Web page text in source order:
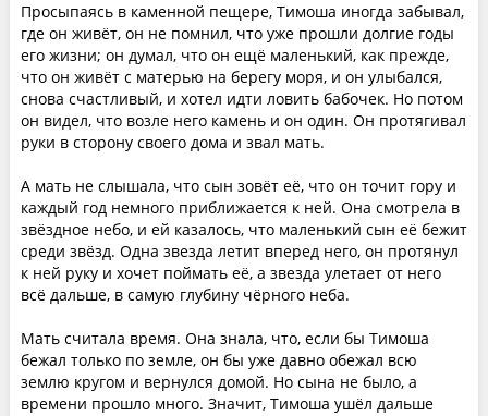
Просыпаясь в каменной пещере, Тимоша иногда забывал,
где он живёт, он не помнил, что уже прошли долгие годы
его жизни; он думал, что он ещё маленький, как прежде,
что он живёт с матерью на берегу моря, и он улыбался,
снова счастливый, и хотел идти ловить бабочек. Но потом
он видел, что возле него камень и он один. Он протягивал
руки в сторону своего дома и звал мать.
А мать не слышала, что сын зовёт её, что он точит гору и
каждый год немного приближается к ней. Она смотрела в
звёздное небо, и ей казалось, что маленький сын её бежит
среди звёзд. Одна звезда летит вперед него, он протянул
к ней руку и хочет поймать её, а звезда улетает от него
всё дальше, в самую глубину чёрного неба.
Мать считала время. Она знала, что, если бы Тимоша
бежал только по земле, он бы уже давно обежал всю
землю кругом и вернулся домой. Но сына не было, а
времени прошло много. Значит, Тимоша ушёл дальше